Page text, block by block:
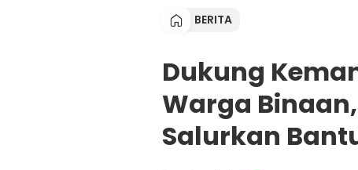
BERITA
Dukung
Warga
Salurkan